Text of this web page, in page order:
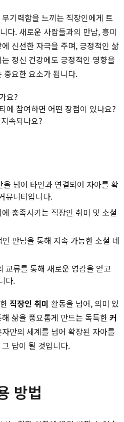
기력함을 느끼는 직장인에게 트
다. 새로운 사람들과의 만남, 흥미
신선한 자극을 주며, 긍정적인 삶
정신 건강에도 긍정적인 영향을
중요한 요소가 됩니다.
요?
에 참여하면 어떤 장점이 있나요?
속되나요?
넘어 타인과 연결되어 자아를 확
뮤니티입니다.
충족시키는 직장인 취미 및 소셜
만남을 통해 지속 가능한 소셜 네
교류를 통해 새로운 영감을 얻고
다.
직장인 취미 활동을 넘어, 의미 있
해 삶을 풍요롭게 만드는 독특한커
만의 세계를 넘어 확장된 자아를
답이 될 것입니다.
방법